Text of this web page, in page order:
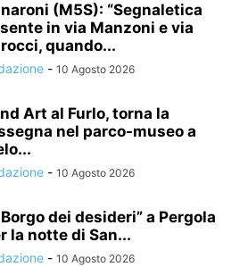
(M5S): “Segnaletica
in via Manzoni e via
quando...
- 10 Agosto 2026
Art al Furlo, torna la
nel parco-museo a
- 10 Agosto 2026
Borgo dei desideri” a Pergola
la notte di San...
- 10 Agosto 2026